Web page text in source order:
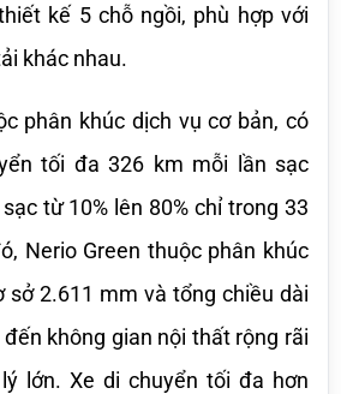
kế 5 chỗ ngồi, phù hợp với
khác nhau.
phân khúc dịch vụ cơ bản, có
tối đa 326 km mỗi lần sạc
từ 10% lên 80% chỉ trong 33
Nerio Green thuộc phân khúc
sở 2.611 mm và tổng chiều dài
không gian nội thất rộng rãi
lớn. Xe di chuyển tối đa hơn